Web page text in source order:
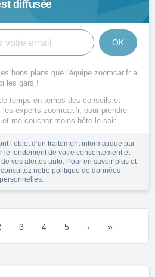
diffusée
OK
bons plans que l'équipe zoomcar.fr a
les gars !
temps en temps des conseils et
experts zoomcar.fr, pour prendre
me coucher moins bête le soir
l’objet d’un traitement informatique par
le fondement de votre consentement et
vos alertes auto. Pour en savoir plus et
notre politique de données
personnelles.
3 4 5 › »